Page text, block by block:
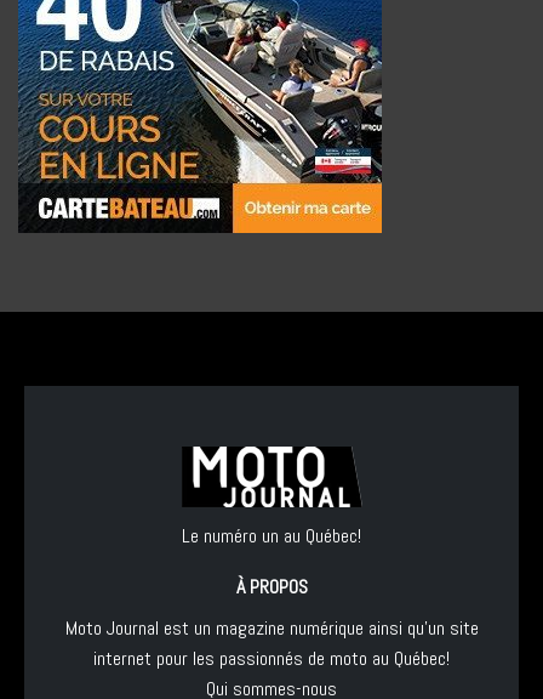
Le numéro un au Québec!
À PROPOS
Moto Journal est un magazine numérique ainsi qu'un site
internet pour les passionnés de moto au Québec!
Qui sommes-nous